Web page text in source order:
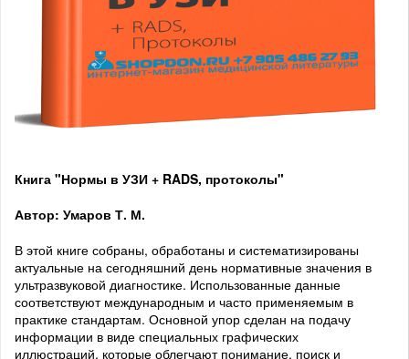
Книга "Нормы в УЗИ + RADS, протоколы"
Автор: Умаров Т. М.
В этой книге собраны, обработаны и систематизированы
актуальные на сегодняшний день нормативные значения в
ультразвуковой диагностике. Использованные данные
соответствуют международным и часто применяемым в
практике стандартам. Основной упор сделан на подачу
информации в виде специальных графических
иллюстраций, которые облегчают понимание, поиск и